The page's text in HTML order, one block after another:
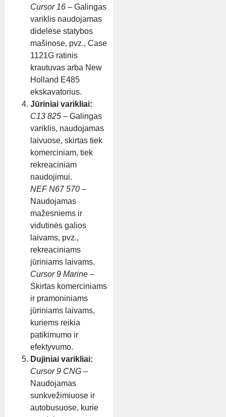
Cursor 16 – Galingas
variklis naudojamas
didelėse statybos
mašinose, pvz., Case
1121G ratinis
krautuvas arba New
Holland E485
ekskavatorius.
Jūriniai varikliai:
C13 825 – Galingas
variklis, naudojamas
laivuose, skirtas tiek
komerciniam, tiek
rekreaciniam
naudojimui.
NEF N67 570 –
Naudojamas
mažesniems ir
vidutinės galios
laivams, pvz.,
rekreaciniams
jūriniams laivams.
Cursor 9 Marine –
Skirtas komerciniams
ir pramoniniams
jūriniams laivams,
kuriems reikia
patikimumo ir
efektyvumo.
Dujiniai varikliai:
Cursor 9 CNG –
Naudojamas
sunkvežimiuose ir
autobusuose, kurie